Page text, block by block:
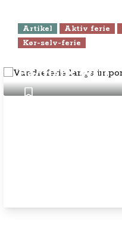
Artikel Aktiv ferie
Kør-selv-ferie
Hadrians Wall